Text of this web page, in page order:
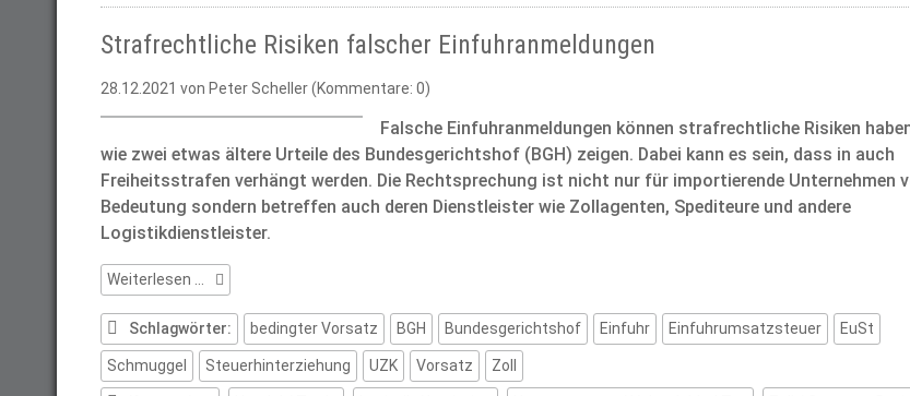
Strafrechtliche Risiken falscher Einfuhranmeldungen
28.12.2021 von Peter Scheller (Kommentare: 0)
Falsche Einfuhranmeldungen können strafrechtliche Risiken
wie zwei etwas ältere Urteile des Bundesgerichtshof (BGH) zeigen. Dabei kann es sein, dass in auch
Freiheitsstrafen verhängt werden. Die Rechtsprechung ist nicht nur für importierende Unternehmen
Bedeutung sondern betreffen auch deren Dienstleister wie Zollagenten, Spediteure und andere
Logistikdienstleister.
Weiterlesen …
Strafrechtliche
Risiken
falscher
Einfuhranmeldungen
Schlagwörter: bedingter Vorsatz BGH Bundesgerichtshof Einfuhr Einfuhrumsatzsteuer EuSt
Schmuggel Steuerhinterziehung UZK Vorsatz Zoll